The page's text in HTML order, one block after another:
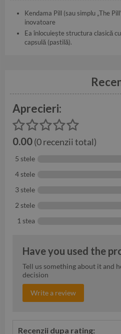
Kendama Pill (sau simplu „The
inovatoare
Ea înlocuiește structura clasică
capsulă (pastilă).
Aprecieri:
0.00(0 recenzii total)
5 stele
4 stele
3 stele
2 stele
1 stea
Have you used the
Tell us something about it and
decision
Write a review
Recenzii dupa rating: